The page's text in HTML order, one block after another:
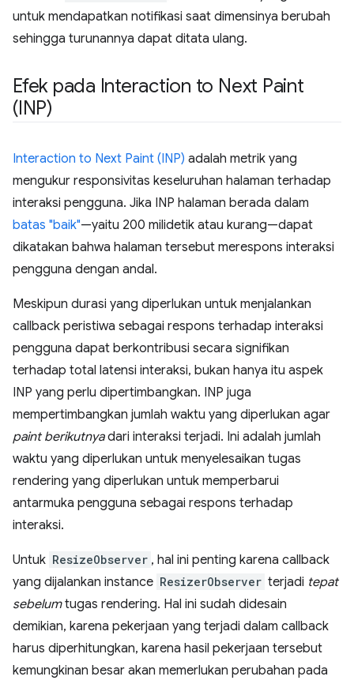
untuk mendapatkan notifikasi saat dimensinya berubah
sehingga turunannya dapat ditata ulang.
Efek pada Interaction to Next Paint
(INP)
Interaction to Next Paint (INP) adalah metrik yang
mengukur responsivitas keseluruhan halaman terhadap
interaksi pengguna. Jika INP halaman berada dalam
batas "baik"—yaitu 200 milidetik atau kurang—dapat
dikatakan bahwa halaman tersebut merespons interaksi
pengguna dengan andal.
Meskipun durasi yang diperlukan untuk menjalankan
callback peristiwa sebagai respons terhadap interaksi
pengguna dapat berkontribusi secara signifikan
terhadap total latensi interaksi, bukan hanya itu aspek
INP yang perlu dipertimbangkan. INP juga
mempertimbangkan jumlah waktu yang diperlukan agar
paint berikutnyadari interaksi terjadi. Ini adalah jumlah
waktu yang diperlukan untuk menyelesaikan tugas
rendering yang diperlukan untuk memperbarui
antarmuka pengguna sebagai respons terhadap
interaksi.
Untuk ResizeObserver , hal ini penting karena callback
yang dijalankan instance ResizerObserver terjadi tepat
sebelumtugas rendering. Hal ini sudah didesain
demikian, karena pekerjaan yang terjadi dalam callback
harus diperhitungkan, karena hasil pekerjaan tersebut
kemungkinan besar akan memerlukan perubahan pada